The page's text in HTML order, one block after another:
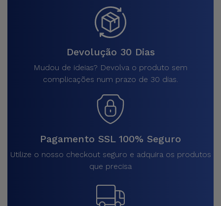
Devolução 30 Dias
Mudou de ideias? Devolva o produto sem
complicações num prazo de 30 dias.
Pagamento SSL 100% Seguro
Utilize o nosso checkout seguro e adquira os produtos
que precisa